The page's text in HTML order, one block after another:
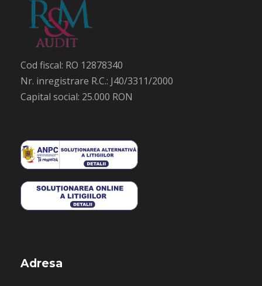
Cod fiscal: RO 12878340
Nr. inregistrare R.C.: J40/3311/2000
Capital social: 25.000 RON
Adresa